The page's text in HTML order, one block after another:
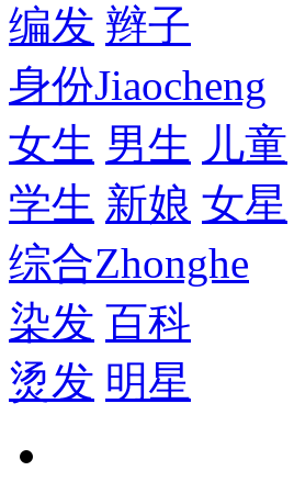
编发 辫子
身份Jiaocheng
女生 男生 儿童
学生 新娘 女星
综合Zhonghe
染发 百科
烫发 明星